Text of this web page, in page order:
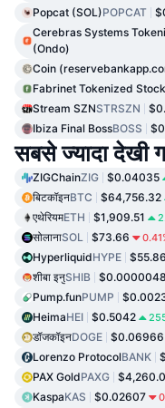
Popcat (SOL)POPCAT
Cerebras Systems
(Ondo)
Coin
Fabrinet Tokenized
Stream SZNSTRSZN
Ibiza Final BossBOSS
सबसे ज्यादा देखी
ZIGChainZIG $0.04035
बिटकॉइनBTC $64,756.32
एथेरियमETH $1,909.51
सोलानाSOL $73.66
HyperliquidHYPE $55.86
शीबा इनुSHIB
Pump.funPUMP
HeimaHEI $0.5042
डॉजकॉइनDOGE $0.06966
Lorenzo ProtocolBANK
PAX GoldPAXG
KaspaKAS $0.02607